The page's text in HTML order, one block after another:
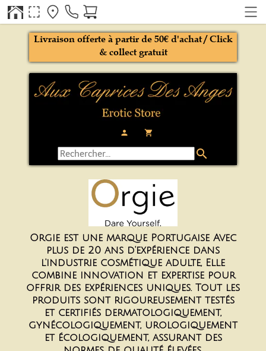
person local_grocery_store
Livraison offerte à partir de 50€ d'achat / Click
& collect gratuit
search
Orgie est une marque Portugaise Avec
plus de 20 ans d'expérience dans
l'industrie cosmétique adulte, Elle
combine innovation et expertise pour
offrir des expériences uniques. Tout les
produits sont rigoureusement testés
et certifiés dermatologiquement,
gynécologiquement, urologiquement
et écologiquement, assurant des